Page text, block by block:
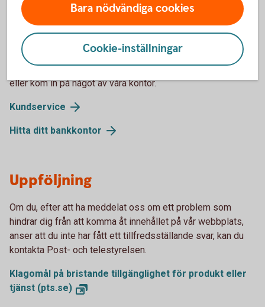
Återkoppling och
kontaktuppgifter
Om du har synpunkter på vårt tillgänglighetsarbete, ring oss
eller kom in på något av våra kontor.
Kundservice
Hitta ditt bankkontor
Uppföljning
Om du, efter att ha meddelat oss om ett problem som
hindrar dig från att komma åt innehållet på vår webbplats,
anser att du inte har fått ett tillfredsställande svar, kan du
kontakta Post- och telestyrelsen.
Klagomål på bristande tillgänglighet för produkt eller
tjänst (pts.se)
Bara nödvändiga cookies
Cookie-inställningar